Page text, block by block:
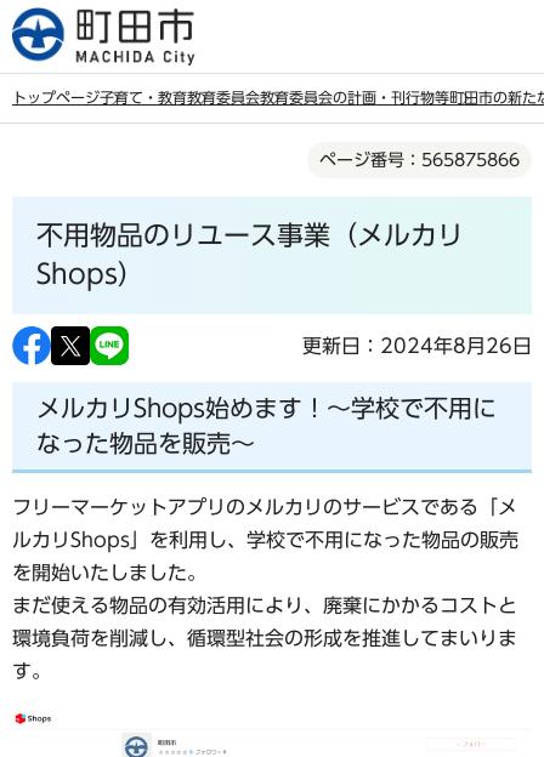
こ
の
トップページ子育て・教育教育委員会教育委員会の計画・刊行物等町田市の新た
ページ番号：565875866
不用物品のリユース事業（メルカリ
Shops）
更新日：2024年8月26日
メルカリShops始めます！～学校で不用に
なった物品を販売～
フリーマーケットアプリのメルカリのサービスである「メ
ルカリShops」を利用し、学校で不用になった物品の販売
を開始いたしました。
まだ使える物品の有効活用により、廃棄にかかるコストと
環境負荷を削減し、循環型社会の形成を推進してまいりま
す。